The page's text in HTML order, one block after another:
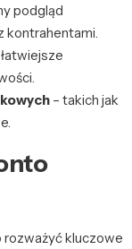
podgląd
kontrahentami.
– takich jak
rozważyć kluczowe